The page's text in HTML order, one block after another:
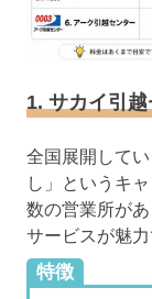
1. サカイ引
全国展開して
し」というキ
数の営業所が
サービスが魅力
特徴